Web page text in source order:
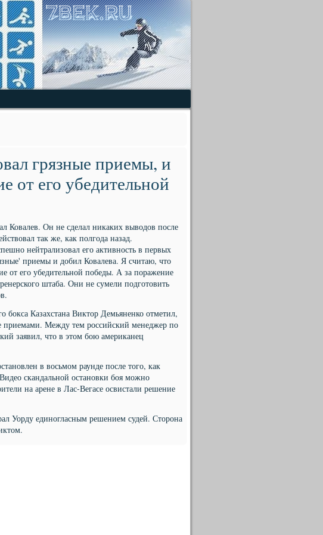
грязные приемы, и
от его убедительной
Ковалев. Он не сделал никаких выводов после
так же, как полгода назад.
нейтрализовал его активность в первых
приемы и добил Ковалева. Я считаю, что
от его убедительной победы. А за поражение
штаба. Они не сумели подготовить
бокса Казахстана Виктор Демьяненко отметил,
приемами. Между тем российский менеджер по
заявил, что в этом бою американец
в восьмом раунде после того, как
скандальной остановки боя можно
на арене в Лас-Вегасе освистали решение
Уорду единогласным решением судей. Сторона